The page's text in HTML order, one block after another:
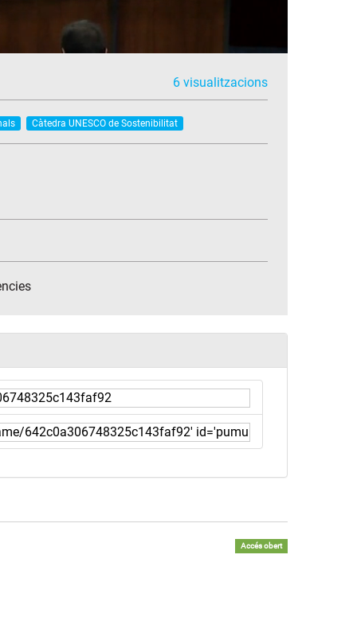
6 visualitzacions
Càtedra UNESCO de Sostenibilitat
Accés obert